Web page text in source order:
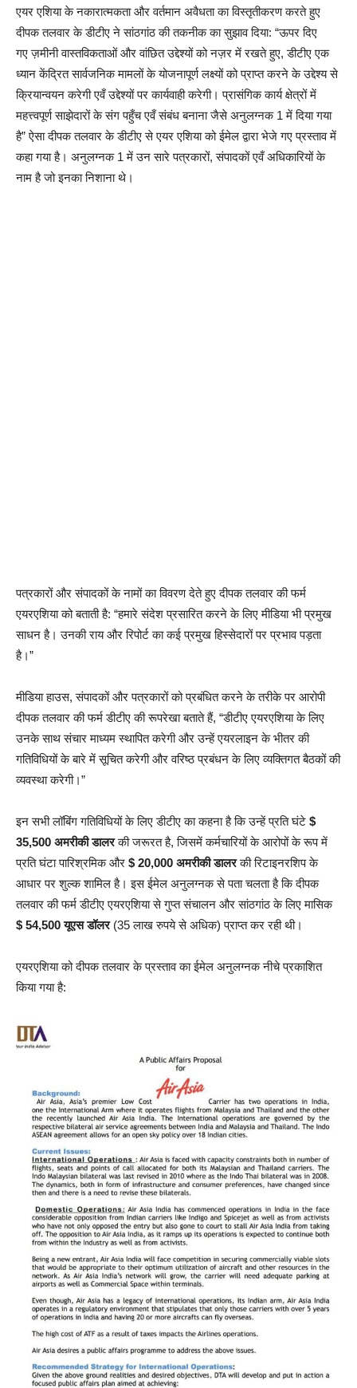
एयर एशिया के नकारात्मकता और वर्तमान अवैधता का विस्तृतीकरण करते हुए
दीपक तलवार के डीटीए ने सांठगांठ की तकनीक का सुझाव दिया: “ऊपर दिए
गए ज़मीनी वास्तविकताओं और वांछित उद्देश्यों को नज़र में रखते हुए, डीटीए एक
ध्यान केंद्रित सार्वजनिक मामलों के योजनापूर्ण लक्ष्यों को प्राप्त करने के उद्देश्य से
क्रियान्वयन करेगी एवँ उद्देश्यों पर कार्यवाही करेगी। प्रासंगिक कार्य क्षेत्रों में
महत्त्वपूर्ण साझेदारों के संग पहुँच एवँ संबंध बनाना जैसे अनुलग्नक 1 में दिया गया
है” ऐसा दीपक तलवार के डीटीए से एयर एशिया को ईमेल द्वारा भेजे गए प्रस्ताव में
कहा गया है। अनुलग्नक 1 में उन सारे पत्रकारों, संपादकों एवँ अधिकारियों के
नाम है जो इनका निशाना थे।
पत्रकारों और संपादकों के नामों का विवरण देते हुए दीपक तलवार की फर्म
एयरएशिया को बताती है: “हमारे संदेश प्रसारित करने के लिए मीडिया भी प्रमुख
साधन है। उनकी राय और रिपोर्ट का कई प्रमुख हिस्सेदारों पर प्रभाव पड़ता
है।”
मीडिया हाउस, संपादकों और पत्रकारों को प्रबंधित करने के तरीके पर आरोपी
दीपक तलवार की फर्म डीटीए की रूपरेखा बताते हैं, “डीटीए एयरएशिया के लिए
उनके साथ संचार माध्यम स्थापित करेगी और उन्हें एयरलाइन के भीतर की
गतिविधियों के बारे में सूचित करेगी और वरिष्ठ प्रबंधन के लिए व्यक्तिगत बैठकों की
व्यवस्था करेगी।”
इन सभी लॉबिंग गतिविधियों के लिए डीटीए का कहना है कि उन्हें प्रति घंटे $
35,500 अमरीकी डालरकी जरूरत है, जिसमें कर्मचारियों के आरोपों के रूप में
प्रति घंटा पारिश्रमिक और $ 20,000 अमरीकी डालरकी रिटाइनरशिप के
आधार पर शुल्क शामिल है। इस ईमेल अनुलग्नक से पता चलता है कि दीपक
तलवार की फर्म डीटीए एयरएशिया से गुप्त संचालन और सांठगांठ के लिए मासिक
$ 54,500 यूएस डॉलर(35 लाख रुपये से अधिक) प्राप्त कर रही थी।
एयरएशिया को दीपक तलवार के प्रस्ताव का ईमेल अनुलग्नक नीचे प्रकाशित
किया गया है: